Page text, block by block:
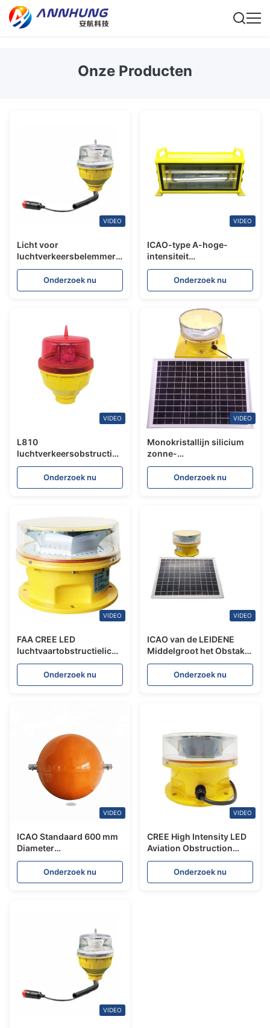
Onze Producten
VIDEO
Licht voor
luchtverkeersbelemmeringen
van type C met 60FPM-
flits en magnetische
basis voor voertuigen
Onderzoek nu
VIDEO
ICAO-type A-hoge-
intensiteit
luchtvaartobstructielicht
met 200.000cd CREE-
LED-licht met
waterdicht
Onderzoek nu
VIDEO
L810
luchtverkeersobstructielamp
met
polycarbonaatmateriaal
en ICAO-bijlage 14
Onderzoek nu
VIDEO
Monokristallijn silicium
zonne-
luchtvaartobstructie licht
voor 10%-95%RH
vochtigheid omgevingen
Onderzoek nu
VIDEO
FAA CREE LED
luchtvaartobstructielicht
met een intensiteit ≥
2000cd en GPS-
synchronisatie voor
Onderzoek nu
VIDEO
ICAO van de LEIDENE
Middelgroot het Obstakel
Licht UV Beschermd
Polycarbonaat
Intensiteitsluchtvaart
Onderzoek nu
VIDEO
ICAO Standaard 600 mm
Diameter
Vliegtuigwaarschuwingsbol
Gemaakt van Glasvezel
Versterkt Polyesterhars
Onderzoek nu
VIDEO
CREE High Intensity LED
Aviation Obstruction
Light met dagintensiteit
≥20.000cd en UV
beschermd
Onderzoek nu
VIDEO